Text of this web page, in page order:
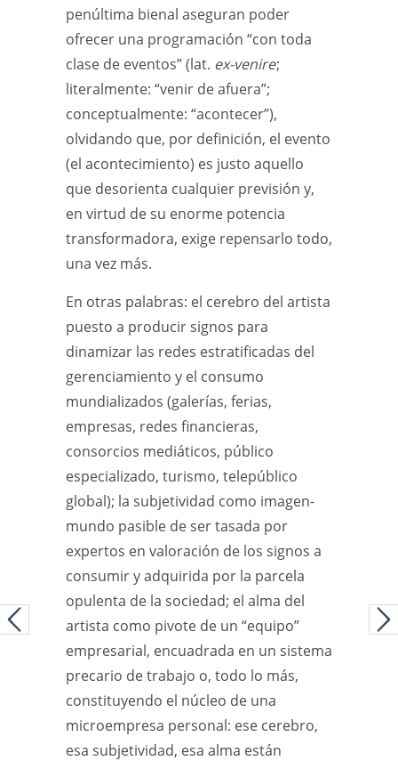
penúltima bienal aseguran poder
ofrecer una programación “con toda
clase de eventos” (lat. ex-venire;
literalmente: “venir de afuera”;
conceptualmente: “acontecer”),
olvidando que, por definición, el evento
(el acontecimiento) es justo aquello
que desorienta cualquier previsión y,
en virtud de su enorme potencia
transformadora, exige repensarlo todo,
una vez más.
En otras palabras: el cerebro del artista
puesto a producir signos para
dinamizar las redes estratificadas del
gerenciamiento y el consumo
mundializados (galerías, ferias,
empresas, redes financieras,
consorcios mediáticos, público
especializado, turismo, telepúblico
global); la subjetividad como imagen-
mundo pasible de ser tasada por
expertos en valoración de los signos a
consumir y adquirida por la parcela
opulenta de la sociedad; el alma del
artista como pivote de un “equipo”
empresarial, encuadrada en un sistema
precario de trabajo o, todo lo más,
constituyendo el núcleo de una
microempresa personal: ese cerebro,
esa subjetividad, esa alma están